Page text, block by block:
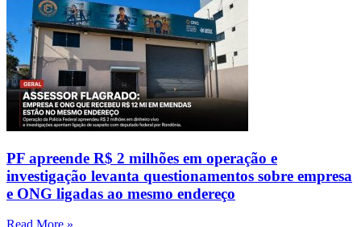
PF apreende R$ 2 milhões em operação e
investigação levanta questionamentos sobre empresa
e ONG ligadas ao mesmo endereço